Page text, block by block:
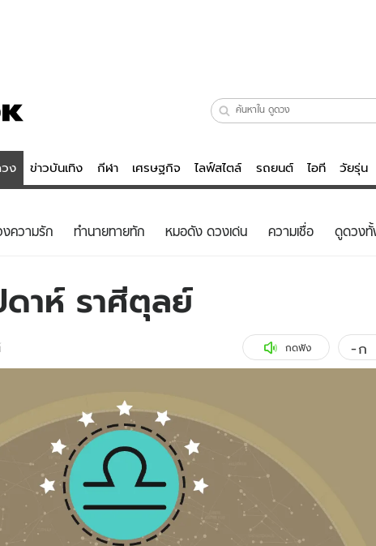
ง ข่าวบันเทิง กีฬา เศรษฐกิจ ไลฟ์สไตล์ รถยนต์ ไอที วัยรุ่น
ดูดวง - ตรวจหวย
สถิติหวยไทย
ไลฟ์สไตล์
รถยนต์
Tasteful Thailand
Sanook Choice
ติดตามสนุกโซเชียลได้ที่
ความรัก ทํานายทายทัก หมอดัง ดวงเด่น ความเชื่อ ดูดวงทั้
าห์ ราศีตุลย์
กดฟัง -ก